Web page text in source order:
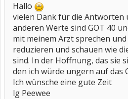
Hallo
vielen Dank für die Antworten
anderen Werte sind GOT 40
mit meinem Arzt sprechen
reduzieren und schauen wie
sind. In der Hoffnung, das sie
den ich würde ungern auf das
Ich wünsche eine gute Zeit
lg Peewee